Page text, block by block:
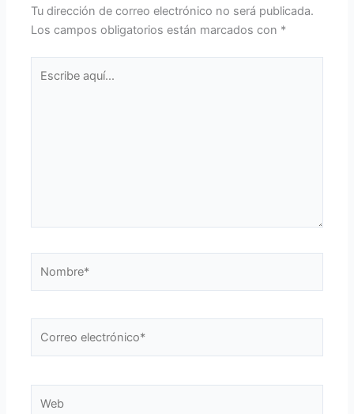
Tu dirección de correo electrónico no será publicada.
Los campos obligatorios están marcados con *
aquí...